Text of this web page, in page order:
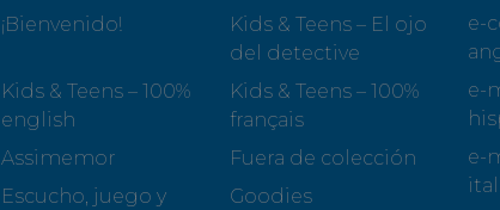
¡Bienvenido!
Kids & Teens – El ojo
del detective
Kids & Teens – 100%
english
Kids & Teens – 100%
français
Assimemor
Fuera de colección
Escucho, juego y
Goodies
e-
e-
e-